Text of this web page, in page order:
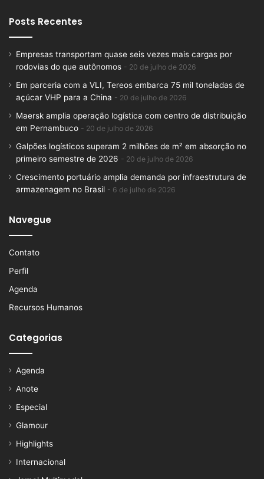
Posts Recentes
Empresas transportam quase seis vezes mais cargas por
rodovias do que autônomos
20 de julho de 2026
Em parceria com a VLI, Tereos embarca 75 mil toneladas de
açúcar VHP para a China
20 de julho de 2026
Maersk amplia operação logística com centro de distribuição
em Pernambuco
20 de julho de 2026
Galpões logísticos superam 2 milhões de m² em absorção no
primeiro semestre de 2026
20 de julho de 2026
Crescimento portuário amplia demanda por infraestrutura de
armazenagem no Brasil
6 de julho de 2026
Navegue
Contato
Perfil
Agenda
Recursos Humanos
Categorias
Agenda
Anote
Especial
Glamour
Highlights
Internacional